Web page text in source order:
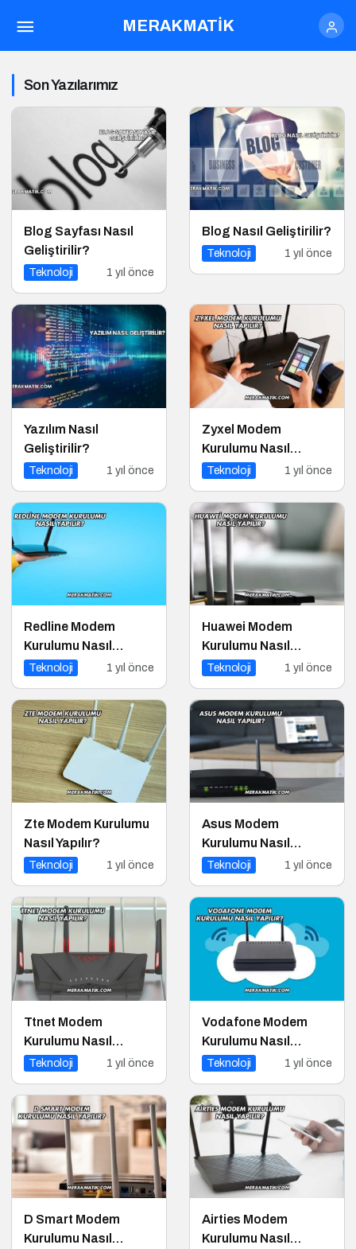
MERAKMATİK
Son Yazılarımız
Blog Sayfası Nasıl
Geliştirilir?
Teknoloji 1 yıl önce
Blog Nasıl Geliştirilir?
Teknoloji 1 yıl önce
Yazılım Nasıl
Geliştirilir?
Teknoloji 1 yıl önce
Zyxel Modem
Kurulumu Nasıl
Yapılır?
Teknoloji 1 yıl önce
Redline Modem
Kurulumu Nasıl
Yapılır?
Teknoloji 1 yıl önce
Huawei Modem
Kurulumu Nasıl
Yapılır?
Teknoloji 1 yıl önce
Zte Modem Kurulumu
Nasıl Yapılır?
Teknoloji 1 yıl önce
Asus Modem
Kurulumu Nasıl
Yapılır?
Teknoloji 1 yıl önce
Ttnet Modem
Kurulumu Nasıl
Yapılır?
Teknoloji 1 yıl önce
Vodafone Modem
Kurulumu Nasıl
Yapılır?
Teknoloji 1 yıl önce
D Smart Modem
Kurulumu Nasıl
Airties Modem
Kurulumu Nasıl